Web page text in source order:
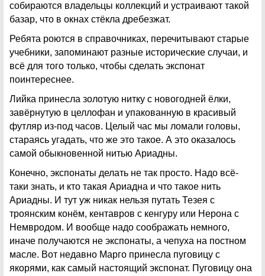
собираются владельцы коллекций и устраивают такой
базар, что в окнах стёкла дребезжат.
Ребята роются в справочниках, перечитывают старые
учебники, запоминают разные исторические случаи, и
всё для того только, чтобы сделать экспонат
поинтереснее.
Лийка принесла золотую нитку с новогодней ёлки,
завёрнутую в целлофан и упакованную в красивый
футляр из-под часов. Целый час мы ломали головы,
стараясь угадать, что же это такое. А это оказалось
самой обыкновенной нитью Ариадны.
Конечно, экспонаты делать не так просто. Надо всё-
таки знать, и кто такая Ариадна и что такое нить
Ариадны. И тут уж никак нельзя путать Тезея с
троянским конём, кентавров с кенгуру или Нерона с
Немвродом. И вообще надо соображать немного,
иначе получаются не экспонаты, а чепуха на постном
масле. Вот недавно Марго принесла пуговицу с
якорями, как самый настоящий экспонат. Пуговицу она